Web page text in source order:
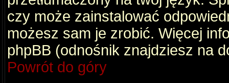
czy może zainstalować
możesz sam je zrobić. Więcej
phpBB (odnośnik znajdziesz na
Powrót do góry